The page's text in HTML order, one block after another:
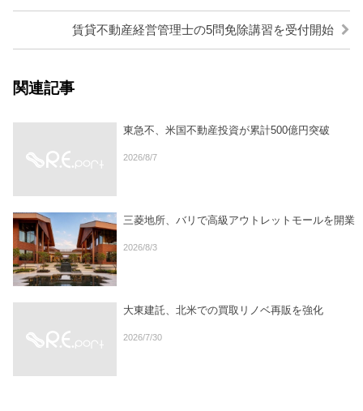
賃貸不動産経営管理士の5問免除講習を受付開始
関連記事
東急不、米国不動産投資が累計500億円突破
2026/8/7
三菱地所、バリで高級アウトレットモールを開業
2026/8/3
大東建託、北米での買取リノベ再販を強化
2026/7/30